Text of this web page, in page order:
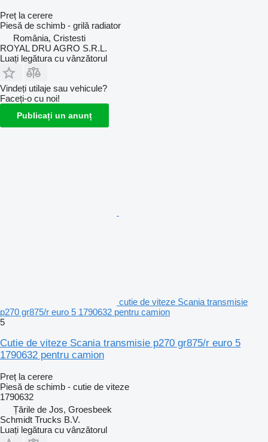
Preț la cerere
Piesă de schimb - grilă radiator
România, Cristesti
ROYAL DRU AGRO S.R.L.
Luați legătura cu vânzătorul
Vindeți utilaje sau vehicule?
Faceți-o cu noi!
Publicați un anunț
cutie de viteze Scania transmisie
p270 gr875/r euro 5 1790632 pentru camion
5
Cutie de viteze Scania transmisie p270 gr875/r euro 5
1790632 pentru camion
Preț la cerere
Piesă de schimb - cutie de viteze
1790632
Țările de Jos, Groesbeek
Schmidt Trucks B.V.
Luați legătura cu vânzătorul